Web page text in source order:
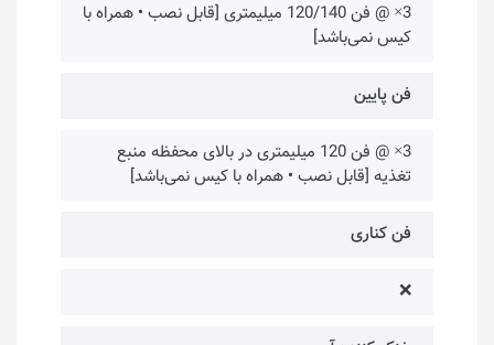
3× @ فن 120/140 میلیمتری [قابل نصب • همراه با
کیس نمی‌باشد]
فن پایین
3× @ فن 120 میلیمتری در بالای محفظه منبع
تغذیه [قابل نصب • همراه با کیس نمی‌باشد]
فن کناری
❌